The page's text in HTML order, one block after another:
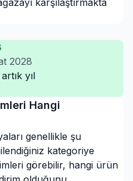
karşılaştırmakta
2028
yıl
Hangi
genellikle şu
kategoriye
görebilir, hangi ürün